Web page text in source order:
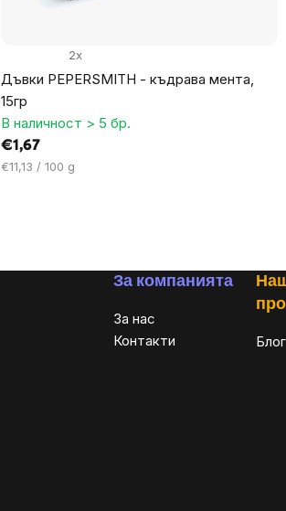
Дъвки PEPERSMITH - къдрава мента,
15гр
2x
В наличност > 5 бр.
€1,67
Цена
€11,13 / 100 g
За компанията
За нас
Контакти
Блог